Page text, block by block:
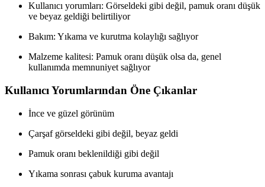
Kullanıcı yorumları: Görseldeki gibi değil, pamuk oranı düşük
ve beyaz geldiği belirtiliyor
Bakım: Yıkama ve kurutma kolaylığı sağlıyor
Malzeme kalitesi: Pamuk oranı düşük olsa da, genel
kullanımda memnuniyet sağlıyor
Kullanıcı Yorumlarından Öne Çıkanlar
İnce ve güzel görünüm
Çarşaf görseldeki gibi değil, beyaz geldi
Pamuk oranı beklenildiği gibi değil
Yıkama sonrası çabuk kuruma avantajı